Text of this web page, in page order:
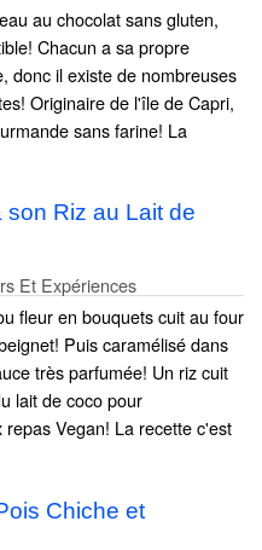
au chocolat sans gluten,
Chacun a sa propre
donc il existe de nombreuses
Originaire de l'île de Capri,
sans farine! La
son Riz au Lait de
Et Expériences
fleur en bouquets cuit au four
Puis caramélisé dans
très parfumée! Un riz cuit
lait de coco pour
Vegan! La recette c'est
Chiche et